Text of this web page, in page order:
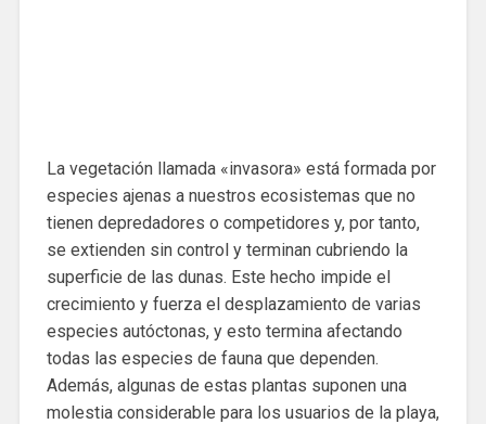
La vegetación llamada «invasora» está formada por
especies ajenas a nuestros ecosistemas que no
tienen depredadores o competidores y, por tanto,
se extienden sin control y terminan cubriendo la
superficie de las dunas. Este hecho impide el
crecimiento y fuerza el desplazamiento de varias
especies autóctonas, y esto termina afectando
todas las especies de fauna que dependen.
Además, algunas de estas plantas suponen una
molestia considerable para los usuarios de la playa,